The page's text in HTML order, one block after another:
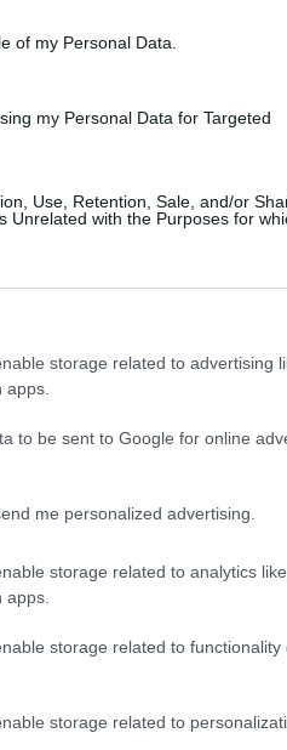
of my Personal Data.
my Personal Data for Targeted
Use, Retention, Sale, and/or
Unrelated with the Purposes for
storage related to advertising
to be sent to Google for online
me personalized advertising.
storage related to analytics
storage related to functionality
storage related to
ül a 70 éves, orvosként